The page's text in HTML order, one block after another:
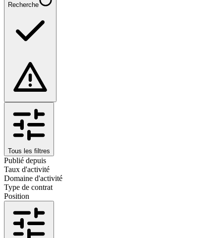
Recherche
Tous les filtres
Publié depuis
Taux d'activité
Domaine d'activité
Type de contrat
Position